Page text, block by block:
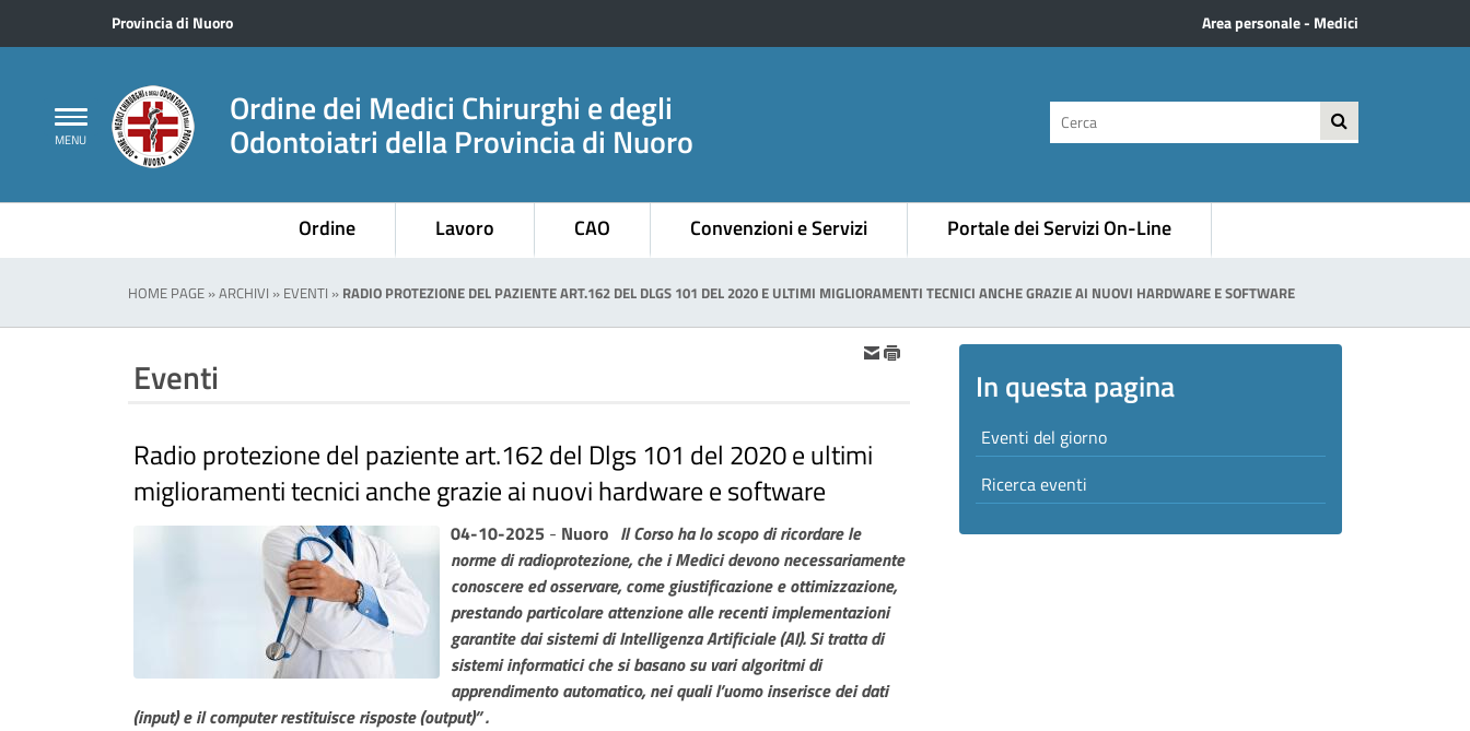
Provincia di Nuoro Area personale - Medici
Ordine dei Medici Chirurghi e degli
Odontoiatri della Provincia di Nuoro
testo
da
ricerca
Ordine Lavoro CAO Convenzioni e Servizi Portale dei Servizi On-Line
HOME PAGE »ARCHIVI » EVENTI » RADIO PROTEZIONE DEL PAZIENTE ART.162 DEL DLGS 101 DEL 2020 E ULTIMI MIGLIORAMENTI TECNICI ANCHE GRAZIE AI NUOVI HARDWARE E SOFTWARE
Eventi
Radio protezione del paziente art.162 del Dlgs 101 del 2020 e ultimi
miglioramenti tecnici anche grazie ai nuovi hardware e software
04-10-2025 - Nuoro Il Corso ha lo scopo di ricordare le
norme di radioprotezione, che i Medici devono necessariamente
conoscere ed osservare, come giustificazione e ottimizzazione,
prestando particolare attenzione alle recentiimplementazioni
garantite dai sistemi di Intelligenza Artificiale (AI). Si tratta di
sistemi informatici che si basano su vari algoritmi di
apprendimento automatico, nei quali l’uomo inserisce dei dati
(input) e il computer restituisce risposte (output)” .
In questa pagina
Eventi del giorno
Ricerca eventi